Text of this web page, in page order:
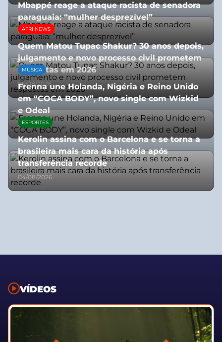
Mbappé reage a ataque racista de senadora
paraguaia: “mulher desprezível”
07/07/2026
AFRI NEWS
Quem Matou Tupac Shakur? 30 anos depois,
julgamento e novo processo civil prometem
respostas em 2026
05/08/2026
MÚSICA
Frenna une Holanda, Nigéria e Reino Unido
em “COCA BODY”, novo single com Wizkid
e Odeal
07/07/2026
ESPORTES
Kerolin assina com o Barcelona e se torna a
brasileira mais cara da história após
transferência recorde
04/08/2026
VÍDEOS